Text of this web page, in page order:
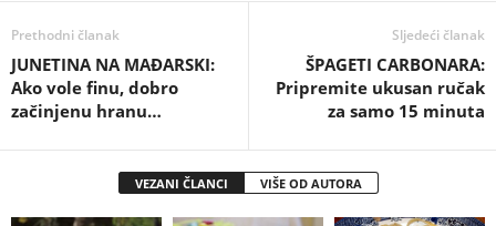
Prethodni članak
JUNETINA NA MAĐARSKI:
Ako vole finu, dobro
začinjenu hranu…
Sljedeći članak
ŠPAGETI CARBONARA:
Pripremite ukusan ručak
za samo 15 minuta
VEZANI ČLANCI VIŠE OD AUTORA